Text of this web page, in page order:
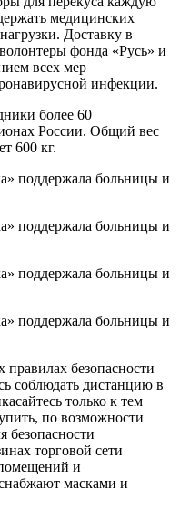
медицинских
Доставку в
фонда «Русь» и
всех мер
инфекции.
более 60
России. Общий вес
600 кг.
безопасности
соблюдать дистанцию в
только к тем
по возможности
безопасности
торговой сети
и
масками и